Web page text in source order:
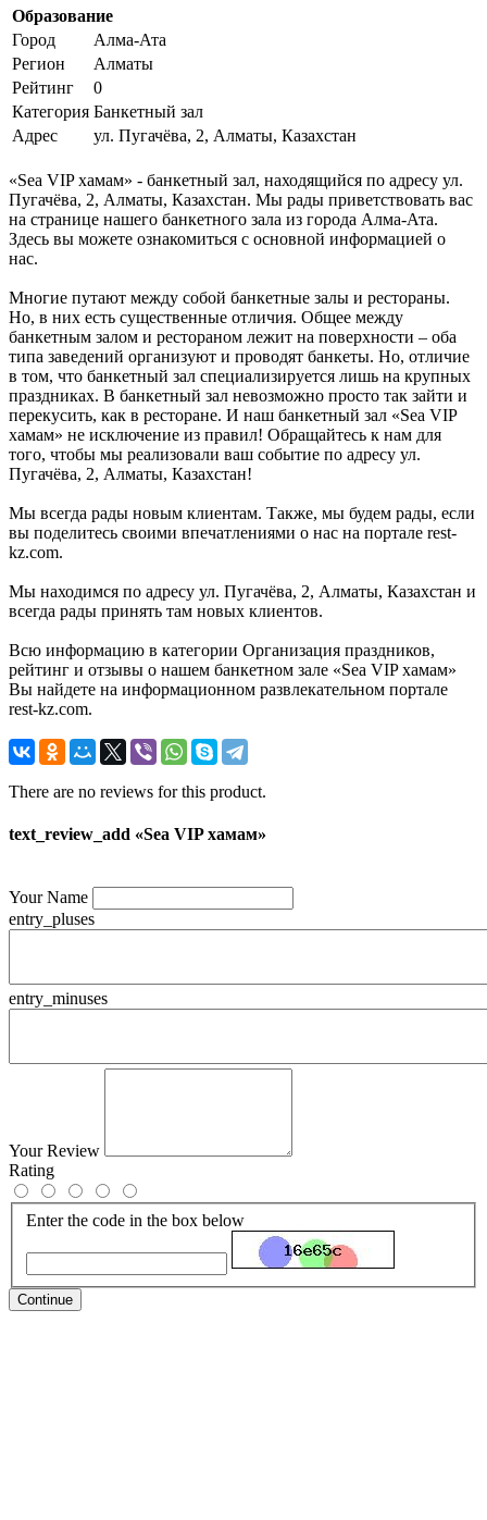
Образование
Город
Алма-Ата
Регион
Алматы
Рейтинг
0
Категория Банкетный зал
Адрес
ул. Пугачёва, 2, Алматы, Казахстан
«Sea VIP хамам» - банкетный зал, находящийся по адресу ул.
Пугачёва, 2, Алматы, Казахстан. Мы рады приветствовать вас
на странице нашего банкетного зала из города Алма-Ата.
Здесь вы можете ознакомиться с основной информацией о
нас.
Многие путают между собой банкетные залы и рестораны.
Но, в них есть существенные отличия. Общее между
банкетным залом и рестораном лежит на поверхности – оба
типа заведений организуют и проводят банкеты. Но, отличие
в том, что банкетный зал специализируется лишь на крупных
праздниках. В банкетный зал невозможно просто так зайти и
перекусить, как в ресторане. И наш банкетный зал «Sea VIP
хамам» не исключение из правил! Обращайтесь к нам для
того, чтобы мы реализовали ваш событие по адресу ул.
Пугачёва, 2, Алматы, Казахстан!
Мы всегда рады новым клиентам. Также, мы будем рады, если
вы поделитесь своими впечатлениями о нас на портале rest-
kz.com.
Мы находимся по адресу ул. Пугачёва, 2, Алматы, Казахстан и
всегда рады принять там новых клиентов.
Всю информацию в категории Организация праздников,
рейтинг и отзывы о нашем банкетном зале «Sea VIP хамам»
Вы найдете на информационном развлекательном портале
rest-kz.com.
There are no reviews for this product.
text_review_add «Sea VIP хамам»
Your Name
entry_pluses
entry_minuses
Your Review
Rating
Enter the code in the box below
Continue